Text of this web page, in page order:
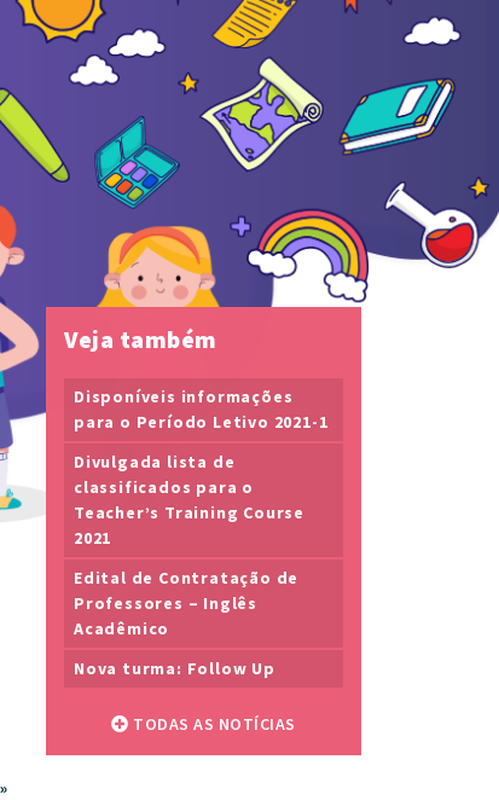
Veja também
Disponíveis informações
para o Período Letivo 2021-1
Divulgada lista de
classificados para o
Teacher’s Training Course
2021
Edital de Contratação de
Professores – Inglês
Acadêmico
Nova turma: Follow Up
TODAS AS NOTÍCIAS